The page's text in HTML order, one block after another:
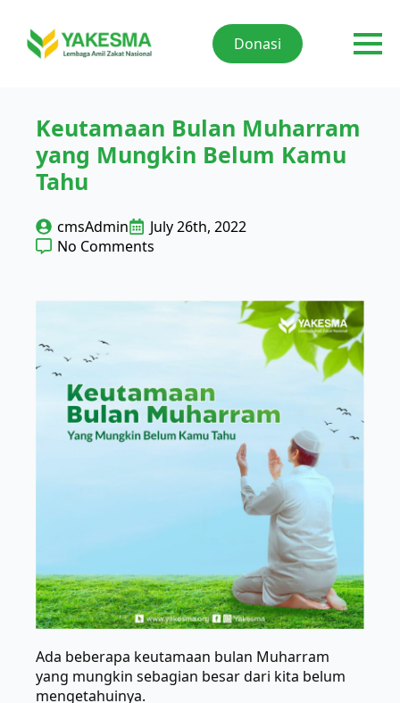
Donasi
Keutamaan Bulan Muharram
yang Mungkin Belum Kamu
Tahu
cmsAdmin
July 26th, 2022
No Comments
Ada beberapa keutamaan bulan Muharram
yang mungkin sebagian besar dari kita belum
mengetahuinya.